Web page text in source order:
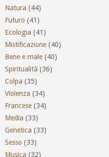
Natura (44)
Futuro (41)
Ecologia (41)
Mistificazione (40)
Bene e male (40)
Spiritualità (36)
Colpa (35)
Violenza (34)
Francese (34)
Media (33)
Genetica (33)
Sesso (33)
Musica (32)